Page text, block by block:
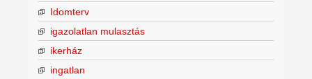
Idomterv
igazolatlan mulasztás
ikerház
ingatlan